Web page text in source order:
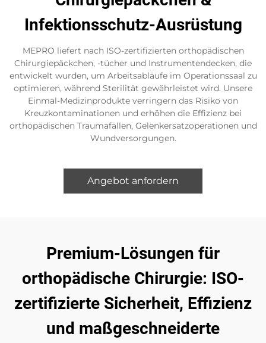
Infektionsschutz-Ausrüstung
MEPRO liefert nach ISO-zertifizierten orthopädischen
Chirurgiepäckchen, -tücher und Instrumentendecken, die
entwickelt wurden, um Arbeitsabläufe im Operationssaal zu
optimieren, während Sterilität gewährleistet wird. Unsere
Einmal-Medizinprodukte verringern das Risiko von
Kreuzkontaminationen und erhöhen die Effizienz bei
orthopädischen Traumafällen, Gelenkersatzoperationen und
Wundversorgungen.
Angebot anfordern
Premium-Lösungen für
orthopädische Chirurgie: ISO-
zertifizierte Sicherheit, Effizienz
und maßgeschneiderte